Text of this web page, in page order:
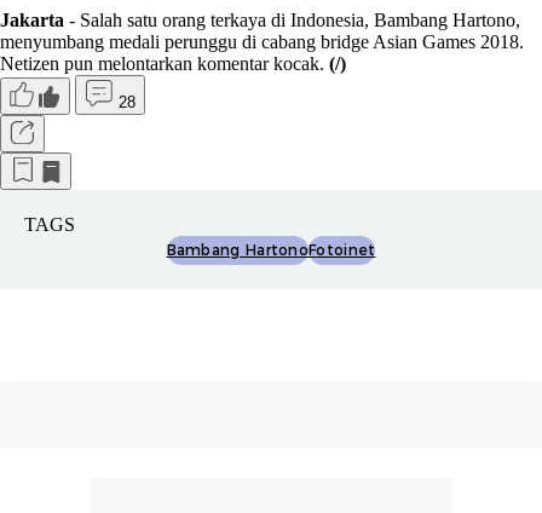
Jakarta - Salah satu orang terkaya di Indonesia, Bambang Hartono,
menyumbang medali perunggu di cabang bridge Asian Games 2018.
Netizen pun melontarkan komentar kocak. (/)
28
TAGS
Bambang HartonoFotoinet